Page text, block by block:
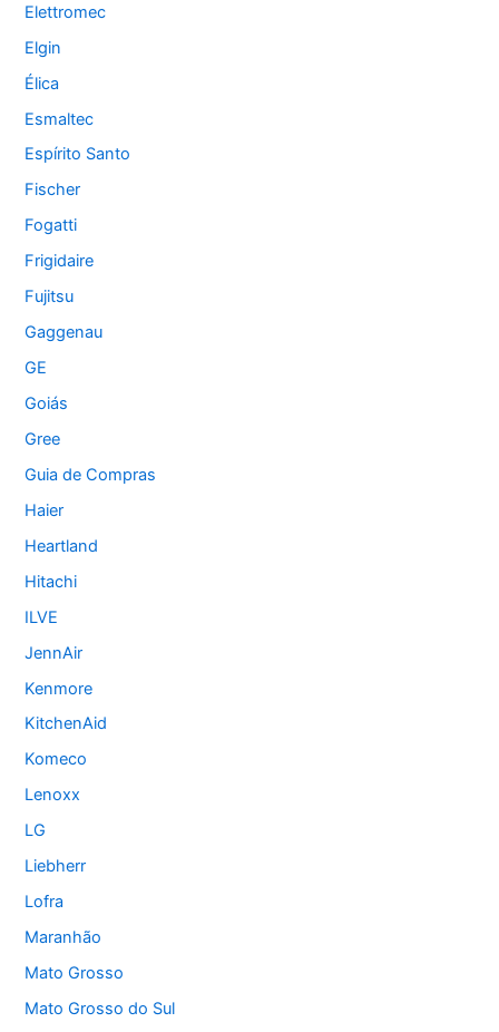
Elettromec
Elgin
Élica
Esmaltec
Espírito Santo
Fischer
Fogatti
Frigidaire
Fujitsu
Gaggenau
GE
Goiás
Gree
Guia de Compras
Haier
Heartland
Hitachi
ILVE
JennAir
Kenmore
KitchenAid
Komeco
Lenoxx
LG
Liebherr
Lofra
Maranhão
Mato Grosso
Mato Grosso do Sul